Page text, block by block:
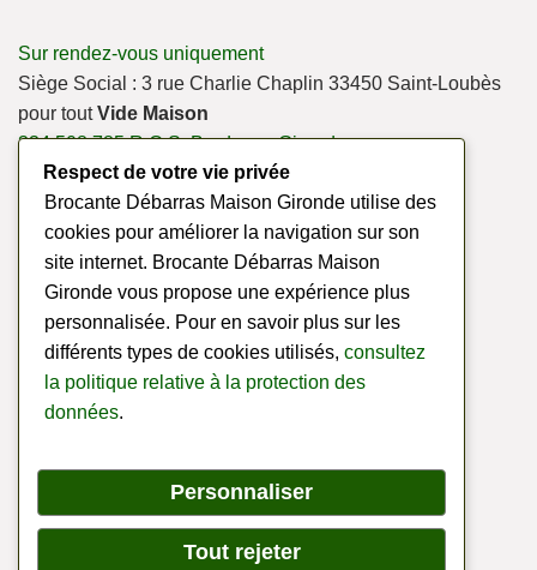
Sur rendez-vous uniquement
Siège Social : 3 rue Charlie Chaplin 33450 Saint-Loubès
pour toutVide Maison
334 508 785 R.C.S. Bordeaux Gironde
Mail : admin@debarrasvidemaison.fr
INFORMATIONS LEGALES
Respect de votre vie privée
Brocante Débarras Maison Gironde utilise des
cookies pour améliorer la navigation sur son
site internet. Brocante Débarras Maison
Gironde vous propose une expérience plus
personnalisée. Pour en savoir plus sur les
différents types de cookies utilisés, consultez
la politique relative à la protection des
données.
Personnaliser
Tout rejeter